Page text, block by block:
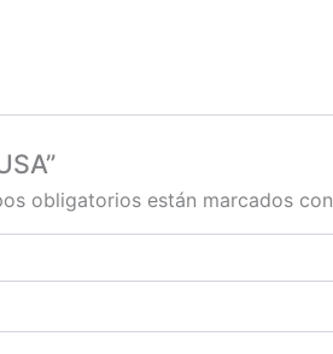
obligatorios están marcados con